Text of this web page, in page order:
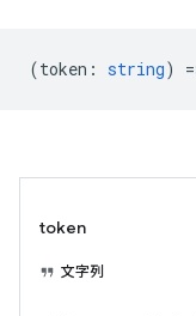
(token : string)
token
文字列